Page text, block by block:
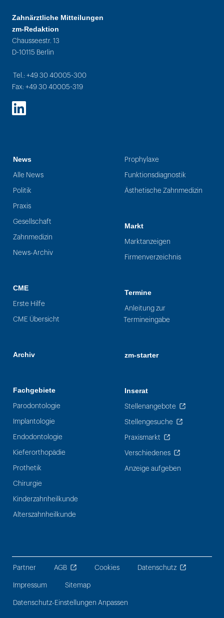
Zahnärztliche Mitteilungen
zm-Redaktion
Chausseestr. 13
D-10115 Berlin
Tel.: +49 30 40005-300
Fax: +49 30 40005-319
LinkedIn
News
Alle News
Politik
Praxis
Gesellschaft
Zahnmedizin
News-Archiv
CME
Erste Hilfe
CME Übersicht
Archiv
Fachgebiete
Parodontologie
Implantologie
Endodontologie
Kieferorthopädie
Prothetik
Chirurgie
Kinderzahnheilkunde
Alterszahnheilkunde
Prophylaxe
Funktionsdiagnostik
Ästhetische Zahnmedizin
Markt
Marktanzeigen
Firmenverzeichnis
Termine
Anleitung zur
Termineingabe
zm-starter
Inserat
Stellenangebote
Stellengesuche
Praxismarkt
Verschiedenes
Anzeige aufgeben
Partner AGB Cookies Datenschutz
Impressum Sitemap
Datenschutz-Einstellungen Anpassen